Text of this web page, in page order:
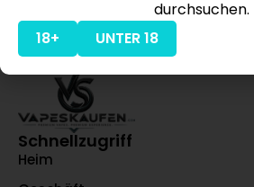
Schnellzugriff
Heim
durchsuchen.
18+
UNTER 18